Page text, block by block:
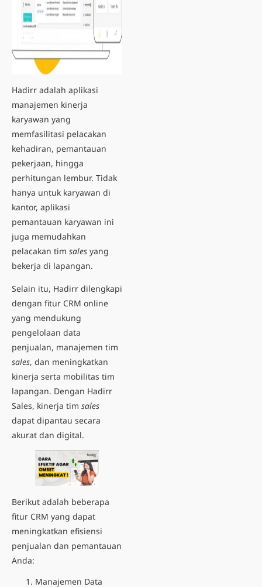
Hadirr adalah aplikasi
manajemen kinerja
karyawan yang
memfasilitasi pelacakan
kehadiran, pemantauan
pekerjaan, hingga
perhitungan lembur. Tidak
hanya untuk karyawan di
kantor, aplikasi
pemantauan karyawan ini
juga memudahkan
pelacakan tim sales yang
bekerja di lapangan.
Selain itu, Hadirr dilengkapi
dengan fitur CRM online
yang mendukung
pengelolaan data
penjualan, manajemen tim
sales, dan meningkatkan
kinerja serta mobilitas tim
lapangan. Dengan Hadirr
Sales, kinerja tim sales
dapat dipantau secara
akurat dan digital.
Berikut adalah beberapa
fitur CRM yang dapat
meningkatkan efisiensi
penjualan dan pemantauan
Anda:
Manajemen Data